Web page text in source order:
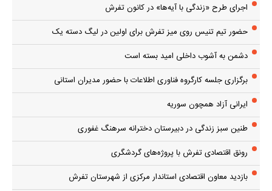
اجرای طرح «زندگی با آیه‌ها» در کانون تفرش
حضور تیم تنیس روی میز تفرش برای اولین در لیگ دسته یک
دشمن به آشوب داخلی امید بسته است
برگزاری جلسه کارگروه فناوری اطلاعات با حضور مدیران استانی
ایرانی آزاد همچون سوریه
طنین سبز زندگی در دبیرستان دخترانه سرهنگ غفوری
رونق اقتصادی تفرش با پروژه‌های گردشگری
بازدید معاون اقتصادی استاندار مرکزی از شهرستان تفرش